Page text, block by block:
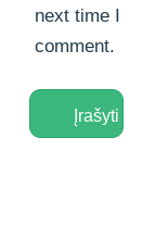
next time I
comment.